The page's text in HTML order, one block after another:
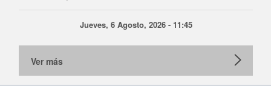
Jueves, 6 Agosto, 2026 - 11:45
Ver más